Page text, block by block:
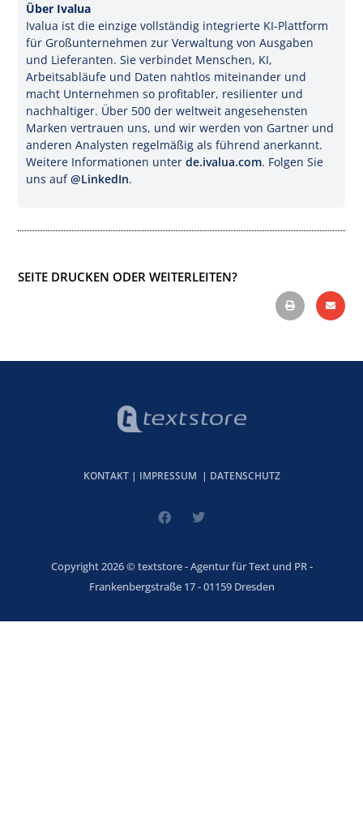
Über Ivalua
Ivalua ist die einzige vollständig integrierte KI-Plattform
für Großunternehmen zur Verwaltung von Ausgaben
und Lieferanten. Sie verbindet Menschen, KI,
Arbeitsabläufe und Daten nahtlos miteinander und
macht Unternehmen so profitabler, resilienter und
nachhaltiger. Über 500 der weltweit angesehensten
Marken vertrauen uns, und wir werden von Gartner und
anderen Analysten regelmäßig als führend anerkannt.
Weitere Informationen unter de.ivalua.com. Folgen Sie
uns auf@LinkedIn.
SEITE DRUCKEN ODER WEITERLEITEN?
KONTAKT| IMPRESSUM | DATENSCHUTZ
Copyright 2026 © textstore - Agentur für Text und PR -
Frankenbergstraße 17 - 01159 Dresden